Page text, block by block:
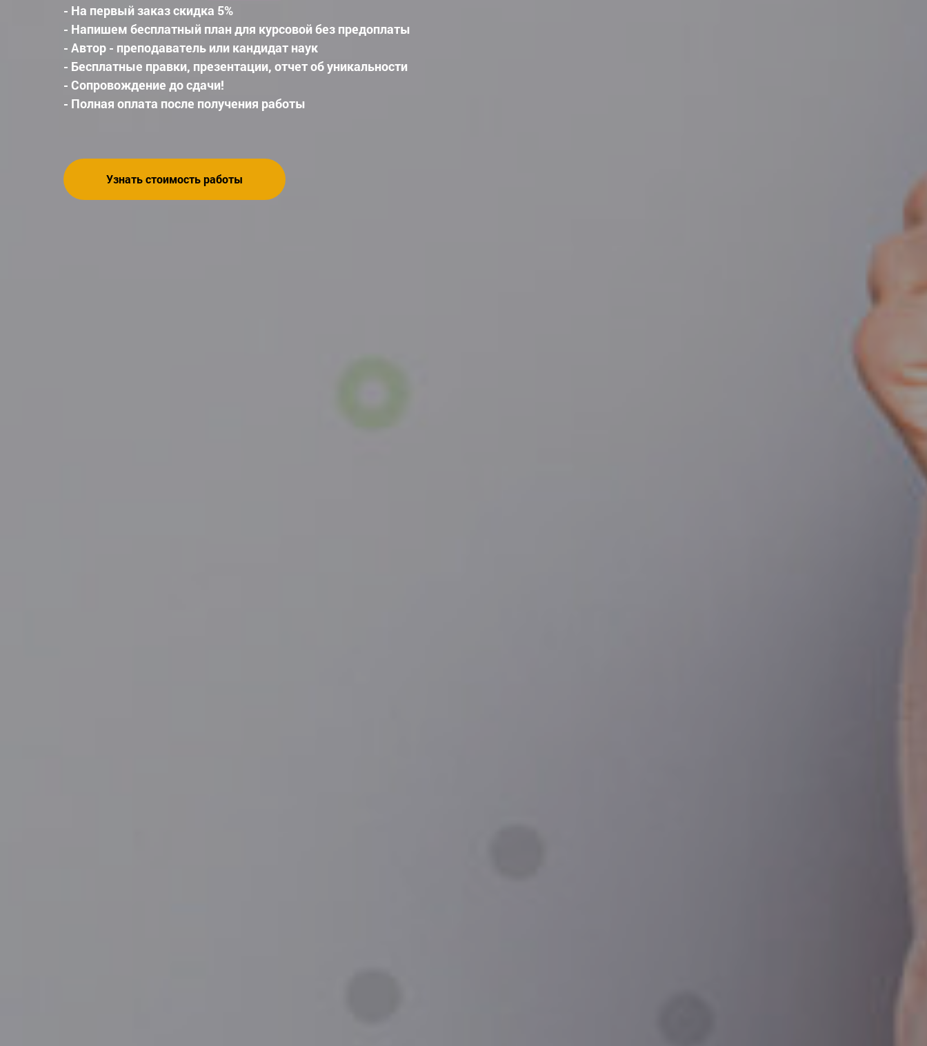
- На первый заказ скидка 5%
- Напишем бесплатный план для курсовой без предоплаты
- Автор - преподаватель или кандидат наук
- Бесплатные правки, презентации, отчет об уникальности
- Сопровождение до сдачи!
- Полная оплата после получения работы
Узнать стоимость работы